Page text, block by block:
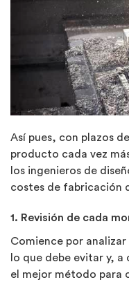
Así pues, con plazos
producto cada vez
los ingenieros de
costes de fabricación
1. Revisión de cada
Comience por
lo que debe evitar y,
el mejor método para